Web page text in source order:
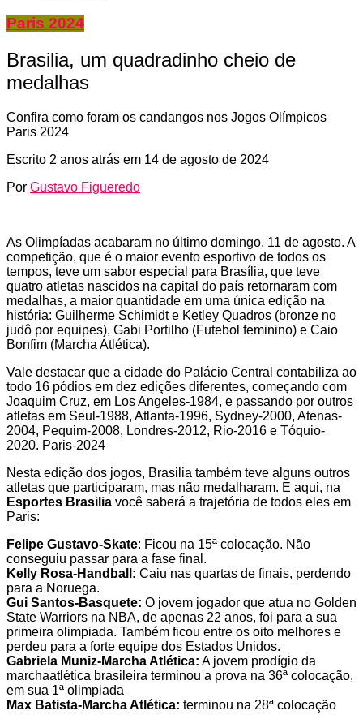
Paris 2024
Brasilia, um quadradinho cheio de
medalhas
Confira como foram os candangos nos Jogos Olímpicos
Paris 2024
Escrito 2 anos atrás em 14 de agosto de 2024
Por Gustavo Figueredo
As Olimpíadas acabaram no último domingo, 11 de agosto. A
competição, que é o maior evento esportivo de todos os
tempos, teve um sabor especial para Brasília, que teve
quatro atletas nascidos na capital do país retornaram com
medalhas, a maior quantidade em uma única edição na
história: Guilherme Schimidt e Ketley Quadros (bronze no
judô por equipes), Gabi Portilho (Futebol feminino) e Caio
Bonfim (Marcha Atlética).
Vale destacar que a cidade do Palácio Central contabiliza ao
todo 16 pódios em dez edições diferentes, começando com
Joaquim Cruz, em Los Angeles-1984, e passando por outros
atletas em Seul-1988, Atlanta-1996, Sydney-2000, Atenas-
2004, Pequim-2008, Londres-2012, Rio-2016 e Tóquio-
2020. Paris-2024
Nesta edição dos jogos, Brasilia também teve alguns outros
atletas que participaram, mas não medalharam. E aqui, na
Esportes Brasilia você saberá a trajetória de todos eles em
Paris:
Felipe Gustavo-Skate: Ficou na 15ª colocação. Não
conseguiu passar para a fase final.
Kelly Rosa-Handball: Caiu nas quartas de finais, perdendo
para a Noruega.
Gui Santos-Basquete: O jovem jogador que atua no Golden
State Warriors na NBA, de apenas 22 anos, foi para a sua
primeira olimpiada. Também ficou entre os oito melhores e
perdeu para a forte equipe dos Estados Unidos.
Gabriela Muniz-Marcha Atlética: A jovem prodígio da
marchaatlética brasileira terminou a prova na 36ª colocação,
em sua 1ª olimpiada
Max Batista-Marcha Atlética: terminou na 28ª colocação